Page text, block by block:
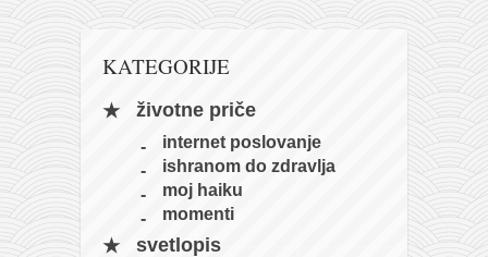
KATEGORIJE
životne priče
internet poslovanje
ishranom do zdravlja
moj haiku
momenti
svetlopis